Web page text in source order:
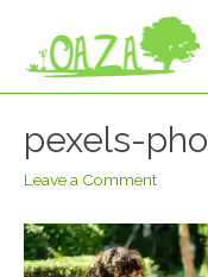
pexels-
Leave a Comment